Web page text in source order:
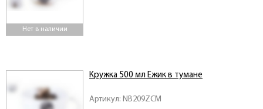
Нет в наличии
Артикул: NB209ZCM
Кружка 500 мл Ежик в тумане